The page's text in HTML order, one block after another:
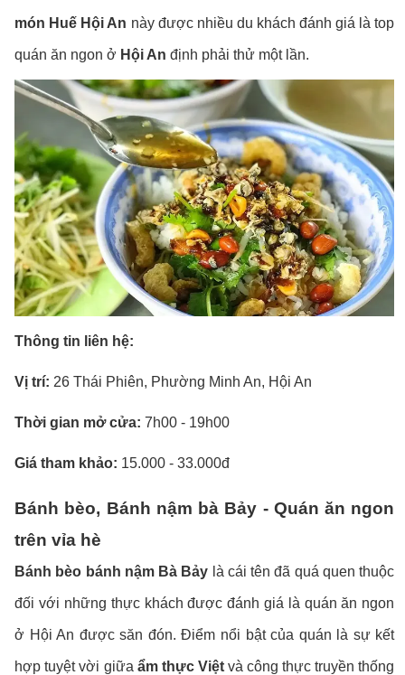
món Huế Hội An này được nhiều du khách đánh giá là top
quán ăn ngon ở Hội Anđịnh phải thử một lần.
Thông tin liên hệ:
Vị trí: 26 Thái Phiên, Phường Minh An, Hội An
Thời gian mở cửa:7h00 - 19h00
Giá tham khảo: 15.000 - 33.000đ
Bánh bèo, Bánh nậm bà Bảy - Quán ăn ngon
trên vỉa hè
Bánh bèo bánh nậm Bà Bảy là cái tên đã quá quen thuộc
đối với những thực khách được đánh giá là quán ăn ngon
ở Hội An được săn đón. Điểm nổi bật của quán là sự kết
hợp tuyệt vời giữa ẩm thực Việtvà công thực truyền thống